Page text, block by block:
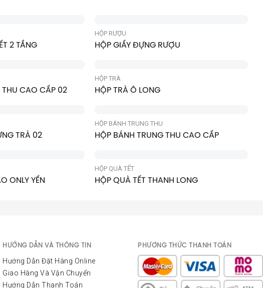
2 TẦNG
HỘP RƯỢU
HỘP GIẤY ĐỰNG RƯỢU
THU CAO CẤP 02
HỘP TRÀ
HỘP TRÀ Ô LONG
TRÀ 02
HỘP BÁNH TRUNG THU
HỘP BÁNH TRUNG THU CAO CẤP
ONLY YẾN
HỘP QUÀ TẾT
HỘP QUÀ TẾT THANH LONG
HƯỚNG DẪN VÀ THÔNG TIN
Hướng Dẫn Đặt Hàng Online
Giao Hàng Và Vận Chuyển
Hướng Dẫn Thanh Toán
PHƯƠNG THỨC THANH TOÁN